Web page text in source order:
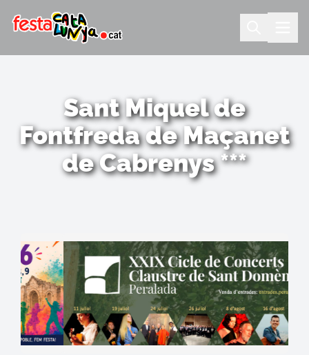
Sant Miquel de
Fontfreda de Maçanet
de Cabrenys ***